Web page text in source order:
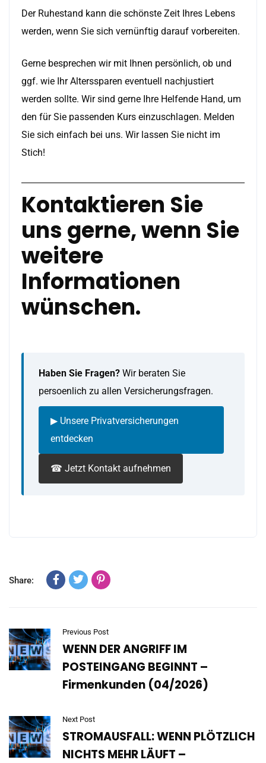
Der Ruhestand kann die schönste Zeit Ihres Lebens
werden, wenn Sie sich vernünftig darauf vorbereiten.
Gerne besprechen wir mit Ihnen persönlich, ob und
ggf. wie Ihr Alterssparen eventuell nachjustiert
werden sollte. Wir sind gerne Ihre Helfende Hand, um
den für Sie passenden Kurs einzuschlagen. Melden
Sie sich einfach bei uns. Wir lassen Sie nicht im
Stich!
Kontaktieren Sie
uns gerne, wenn Sie
weitere
Informationen
wünschen.
Haben Sie Fragen? Wir beraten Sie
persoenlich zu allen Versicherungsfragen.
▶ Unsere Privatversicherungen
entdecken
☎ Jetzt Kontakt aufnehmen
Share:
Previous Post
WENN DER ANGRIFF IM
POSTEINGANG BEGINNT –
Firmenkunden (04/2026)
Next Post
STROMAUSFALL: WENN PLÖTZLICH
NICHTS MEHR LÄUFT –